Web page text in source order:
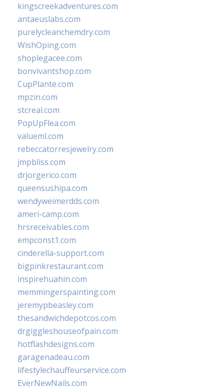
kingscreekadventures.com
antaeuslabs.com
purelycleanchemdry.com
WishOping.com
shoplegacee.com
bonvivantshop.com
CupPlante.com
mpzin.com
stcreal.com
PopUpFlea.com
valueml.com
rebeccatorresjewelry.com
jmpbliss.com
drjorgerico.com
queensushipa.com
wendyweimerdds.com
ameri-camp.com
hrsreceivables.com
empconst1.com
cinderella-support.com
bigpinkrestaurant.com
inspirehuahin.com
memmingerspainting.com
jeremypbeasley.com
thesandwichdepotcos.com
drgiggleshouseofpain.com
hotflashdesigns.com
garagenadeau.com
lifestylechauffeurservice.com
EverNewNails.com